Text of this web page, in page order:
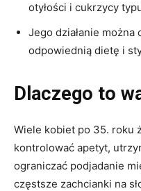
otyłości i cukrzycy
Jego działanie
odpowiednią dietę i
Dlaczego to
Wiele kobiet po 35. roku
kontrolować apetyt,
ograniczać podjadanie
częstsze zachcianki na